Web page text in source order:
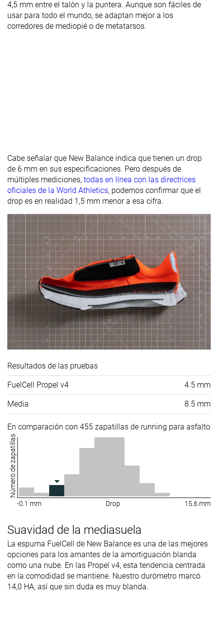
4,5 mm entre el talón y la puntera. Aunque son fáciles de
usar para todo el mundo, se adaptan mejor a los
corredores de mediopié o de metatarsos.
Cabe señalar que New Balance indica que tienen un drop
de 6 mm en sus especificaciones. Pero después de
múltiples mediciones, todas en línea con las directrices
oficiales de la World Athletics, podemos confirmar que el
drop es en realidad 1,5 mm menor a esa cifra.
Resultados de las pruebas
FuelCell Propel v4 4.5 mm
Media 8.5 mm
En comparación con 455 zapatillas de running para asfalto
Número de zapatillas
-0.1 mm Drop 15.6 mm
Suavidad de la mediasuela
La espuma FuelCell de New Balance es una de las mejores
opciones para los amantes de la amortiguación blanda
como una nube. En las Propel v4, esta tendencia centrada
en la comodidad se mantiene. Nuestro durómetro marcó
14,0 HA, así que sin duda es muy blanda.